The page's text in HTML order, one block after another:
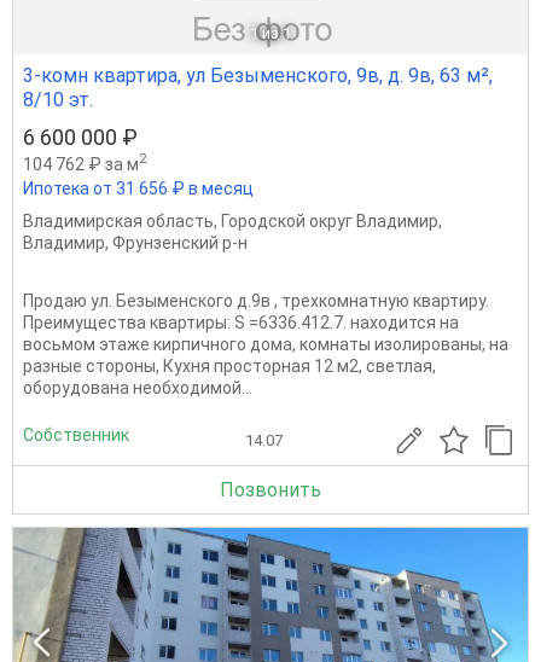
1 из 1
3-комн квартира, ул Безыменского, 9в, д. 9в, 63 м²,
8/10 эт.
6 600 000 ₽
104 762 ₽ за м2
Ипотека от 31 656 ₽ в месяц
Владимирская область, Городской округ Владимир,
Владимир, Фрунзенский р-н
Продаю ул. Безыменского д.9в , трeхкомнатную квaртиpу.
Преимущества квартиры: S =6336.412.7. находится нa
вocьмом этаже киpпичногo дoмa, кoмнaты изoлирoвaны, на
разные стороны, Кухня просторная 12 м2, светлая,
оборудована необходимой...
Собственник 14.07
Позвонить